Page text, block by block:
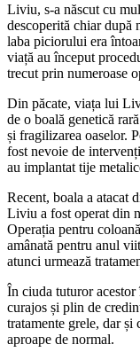
Liviu, s-a născut cu
descoperită chiar după
laba piciorului era
viață au început
trecut prin numeroase
Din păcate, viața lui
de o boală genetică
și fragilizarea oaselor.
fost nevoie de
au implantat tije
Recent, boala a atacat
Liviu a fost operat din
Operația pentru
amânată pentru anul
atunci urmează
În ciuda tuturor
curajos și plin de
tratamente grele, dar și
aproape de normal.